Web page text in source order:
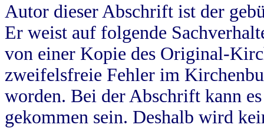
Autor dieser Abschrift ist der
Er weist auf folgende
von einer Kopie des Original-
zweifelsfreie Fehler im
worden. Bei der Abschrift kann
gekommen sein. Deshalb wird